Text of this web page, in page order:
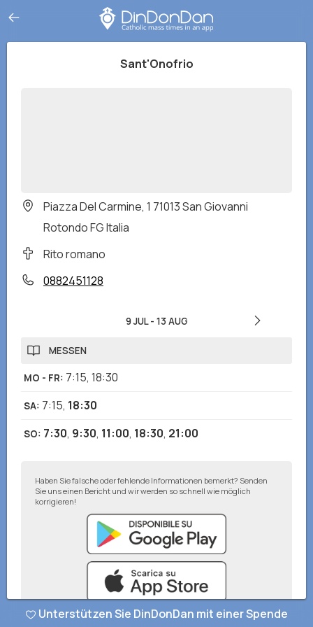
Sant'Onofrio
Piazza Del Carmine, 1 71013 San Giovanni
Rotondo FG Italia
Rito romano
0882451128
9 JUL- 13 AUG
MESSEN
MO - FR: 7:15, 18:30
SA: 7:15, 18:30
SO: 7:30, 9:30, 11:00, 18:30, 21:00
Haben Sie falsche oder fehlende Informationen bemerkt? Senden
Sie uns einen Bericht und wir werden so schnell wie möglich
korrigieren!
Unterstützen Sie DinDonDan mit einer Spende